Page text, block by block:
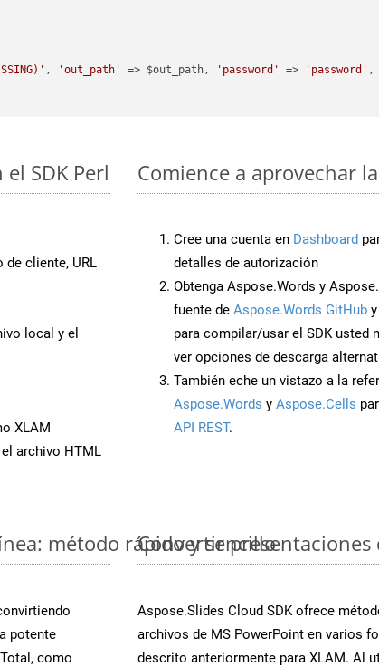
, 'out_path' => $out_path, 'password' => 'password' ,
SDK Perl
de cliente, URL
local y el
XLAM
archivo HTML
Comience a aprovechar
Cree una cuenta en Dashboard
detalles de autorización
Obtenga Aspose.Words y
fuente de Aspose.Words GitHub y
para compilar/usar el SDK usted
ver opciones de descarga
También eche un vistazo a la
Aspose.Words y Aspose.Cells
API REST.
método rápido y sencillo
potente
como
Convertir presentaciones
Aspose.Slides Cloud SDK ofrece
archivos de MS PowerPoint en varios
descrito anteriormente para XLAM. Al